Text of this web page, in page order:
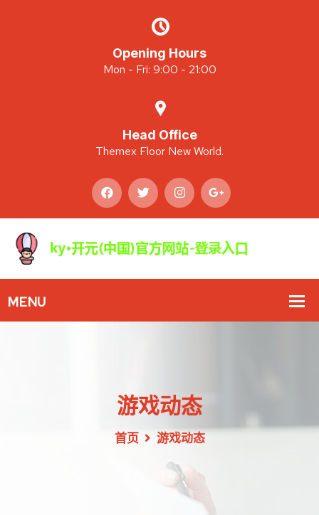
Opening Hours
Mon - Fri: 9:00 - 21:00
Head Office
Themex Floor New World.
游戏动态
首页 游戏动态